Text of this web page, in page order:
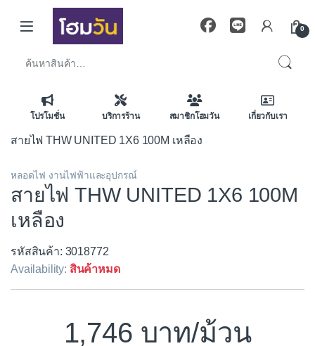
Skip to navigation
Skip to content
0
โปรโมชั่น บริการร้าน สมาชิกโฮมวัน เกี่ยวกับเรา
สายไฟ THW UNITED 1X6 100M เหลือง
หลอดไฟ งานไฟฟ้าและอุปกรณ์
สายไฟ THW UNITED 1X6 100M
เหลือง
รหัสสินค้า: 3018772
Availability: สินค้าหมด
1,746 /ม้วน